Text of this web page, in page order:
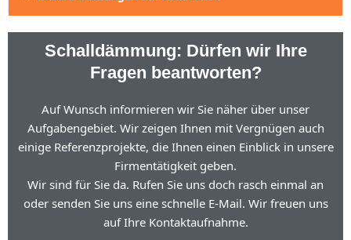
Schalldämmung: Dürfen wir Ihre
Fragen beantworten?
Auf Wunsch informieren wir Sie näher über unser
Aufgabengebiet. Wir zeigen Ihnen mit Vergnügen auch
einige Referenzprojekte, die Ihnen einen Einblick in unsere
Firmentätigkeit geben.
Wir sind für Sie da. Rufen Sie uns doch rasch einmal an
oder senden Sie uns eine schnelle E-Mail. Wir freuen uns
auf Ihre Kontaktaufnahme.